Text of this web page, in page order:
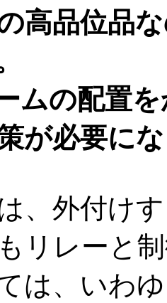
高品位品
の配置を
が必要に
、外付け
リレーと
、いわゆ